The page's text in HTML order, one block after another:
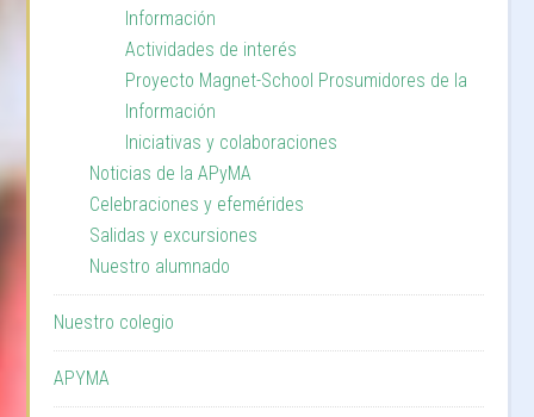
Información
Actividades de interés
Proyecto Magnet-School Prosumidores de la
Información
Iniciativas y colaboraciones
Noticias de la APyMA
Celebraciones y efemérides
Salidas y excursiones
Nuestro alumnado
Nuestro colegio
APYMA